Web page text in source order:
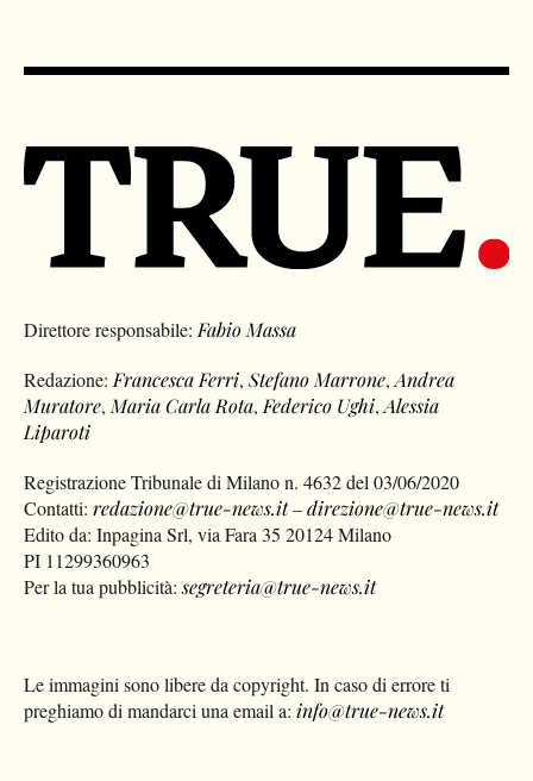
Direttore responsabile: Fabio Massa
Redazione: Francesca Ferri,Stefano Marrone,Andrea
Muratore, Maria Carla Rota, Federico Ughi,Alessia
Liparoti
Registrazione Tribunale di Milano n. 4632 del 03/06/2020
Contatti:redazione@true-news.it–direzione@true-news.it
Edito da: Inpagina Srl, via Fara 35 20124 Milano
PI 11299360963
Per la tua pubblicità:segreteria@true-news.it
Le immagini sono libere da copyright. In caso di errore ti
preghiamo di mandarci una email a: info@true-news.it